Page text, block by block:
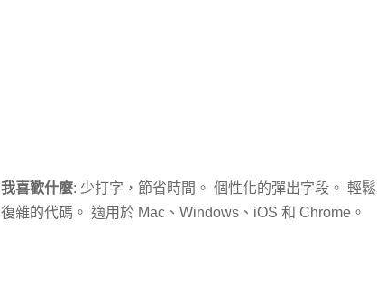
我喜歡什麼: 少打字，節省時間。 個性化的彈出字段。 輕
復雜的代碼。 適用於 Mac、Windows、iOS 和 Chrome。